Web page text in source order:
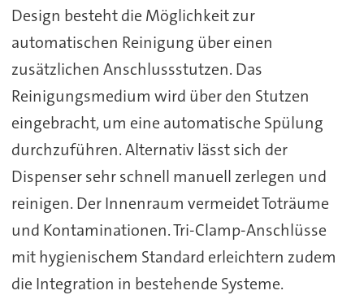
Design besteht die Möglichkeit zur
automatischen Reinigung über einen
zusätzlichen Anschlussstutzen. Das
Reinigungsmedium wird über den Stutzen
eingebracht, um eine automatische Spülung
durchzuführen. Alternativ lässt sich der
Dispenser sehr schnell manuell zerlegen und
reinigen. Der Innenraum vermeidet Toträume
und Kontaminationen. Tri-Clamp-Anschlüsse
mit hygienischem Standard erleichtern zudem
die Integration in bestehende Systeme.